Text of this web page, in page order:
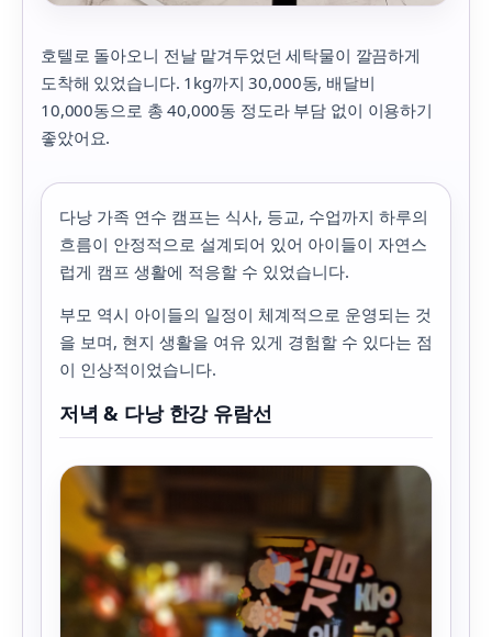
호텔로 돌아오니 전날 맡겨두었던 세탁물이 깔끔하게
도착해 있었습니다. 1kg까지 30,000동, 배달비
10,000동으로 총 40,000동 정도라 부담 없이 이용하기
좋았어요.
다낭 가족 연수 캠프는 식사, 등교, 수업까지 하루의
흐름이 안정적으로 설계되어 있어 아이들이 자연스
럽게 캠프 생활에 적응할 수 있었습니다.
부모 역시 아이들의 일정이 체계적으로 운영되는 것
을 보며, 현지 생활을 여유 있게 경험할 수 있다는 점
이 인상적이었습니다.
저녁 & 다낭 한강 유람선